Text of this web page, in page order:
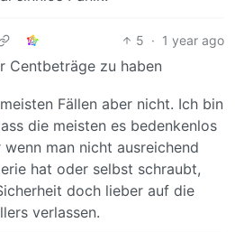
5 · 1 year ago
Centbeträge zu haben
Fällen aber nicht. Ich bin
die meisten es bedenkenlos
man nicht ausreichend
hat oder selbst schraubt,
doch lieber auf die
verlassen.